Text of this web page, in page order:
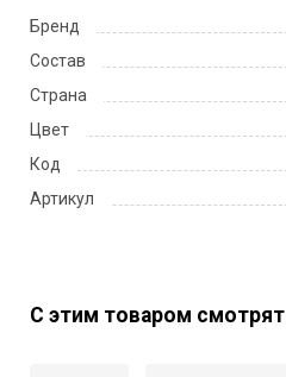
Бренд
Состав
Страна
Цвет
Код
Артикул
С этим товаром смотрят